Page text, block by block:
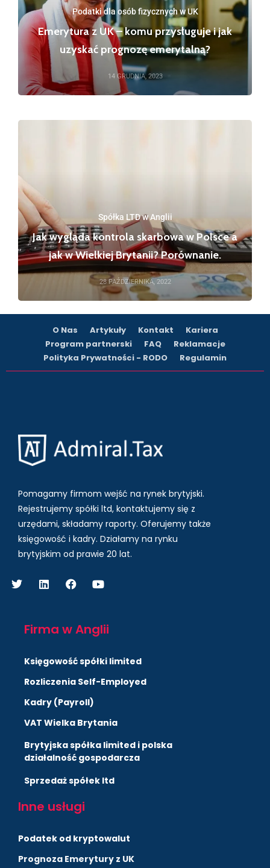
Podatki dla osób fizycznych w UK
Emerytura z UK – komu przysługuje i jak
uzyskać prognozę emerytalną?
14 GRUDNIA, 2023
Spółka LTD w Anglii
Jak wygląda kontrola skarbowa w Polsce a
jak w Wielkiej Brytanii? Porównanie.
28 PAŹDZIERNIKA, 2022
O Nas Artykuły Kontakt
Kariera
Program partnerski
FAQ
Reklamacje
Polityka Prywatności - RODO
Regulamin
Pomagamy firmom wejść na rynek brytyjski.
Rejestrujemy spółki ltd, kontaktujemy się z
urzędami, składamy raporty. Oferujemy także
księgowość i kadry. Działamy na rynku
brytyjskim od prawie 20 lat.
Firma w Anglii
Księgowość spółki limited
Rozliczenia Self-Employed
Kadry (Payroll)
VAT Wielka Brytania
Brytyjska spółka limited i polska
działalność gospodarcza
Sprzedaż spółek ltd
Inne usługi
Podatek od kryptowalut
Prognoza Emerytury z UK